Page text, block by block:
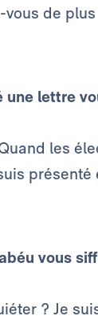
de plus
une lettre
les
présenté
vous
? Je